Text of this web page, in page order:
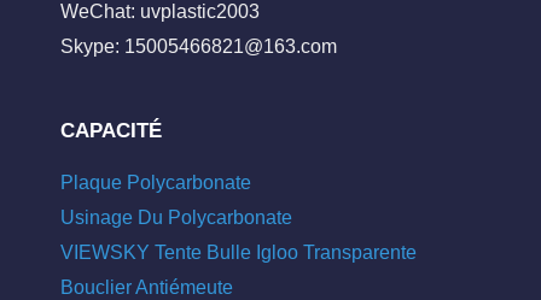
WeChat: uvplastic2003
Skype: 15005466821@163.com
CAPACITÉ
Plaque Polycarbonate
Usinage Du Polycarbonate
VIEWSKY Tente Bulle Igloo Transparente
Bouclier Antiémeute